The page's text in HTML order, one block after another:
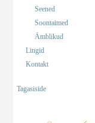
Seened
Soontaimed
Ämblikud
Lingid
Kontakt
Tagasiside